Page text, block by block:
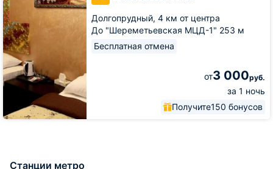
Долгопрудный, 4 км от центра
До "Шереметьевская МЦД-1" 253 м
Бесплатная отмена
от3 000руб.
за 1 ночь
Получите150 бонусов
Станции метро